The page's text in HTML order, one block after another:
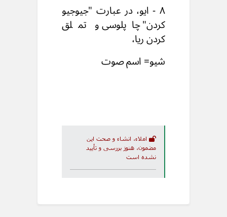
۸ - ايو، در عبارت "جیوجیو
کردن" چاپلوسی و تملق
کردن ريا،
شيو= اسم صوت
املاء، انشاء و صحت این
مضمون، هنوز بررسی و تأیید
نشده است